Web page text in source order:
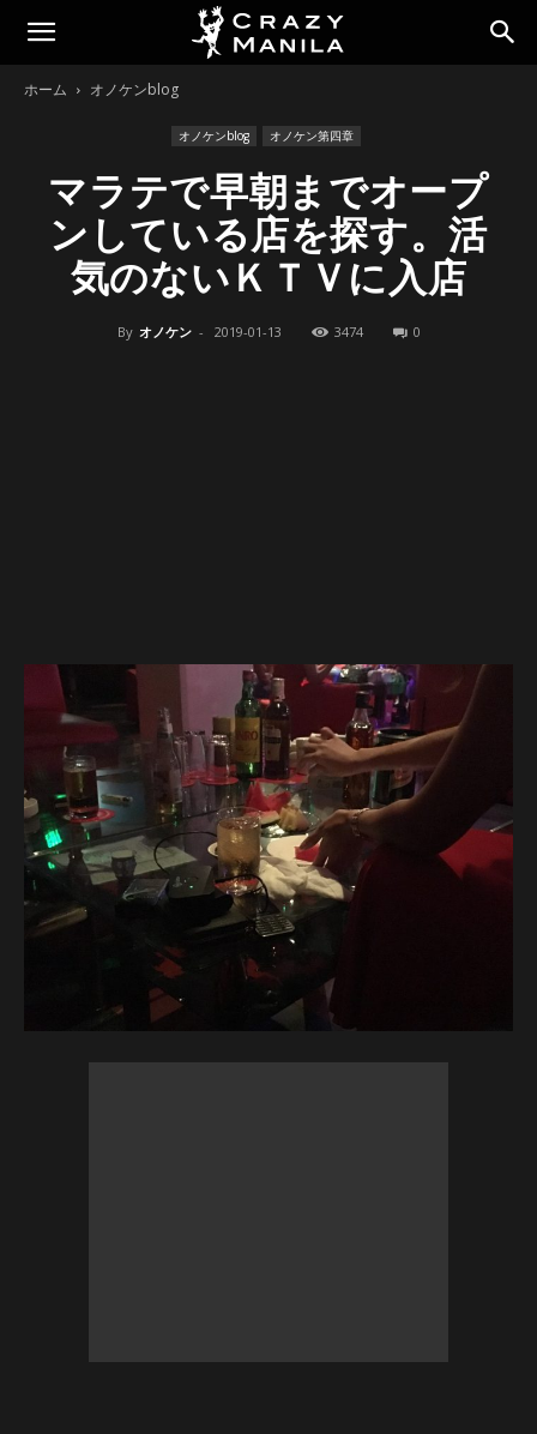
ホーム オノケンblog
オノケンblog オノケン第四章
マラテで早朝までオープ
ンしている店を探す。活
気のないＫＴＶに入店
By オノケン - 2019-01-13 3474 0